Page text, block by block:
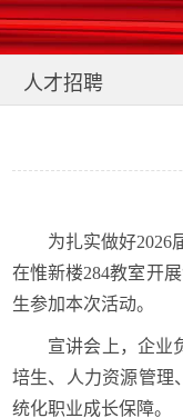
人才招聘
为扎实做好2026
在惟新楼284教室开
生参加本次活动。
宣讲会上，企业
培生、人力资源管理
统化职业成长保障。